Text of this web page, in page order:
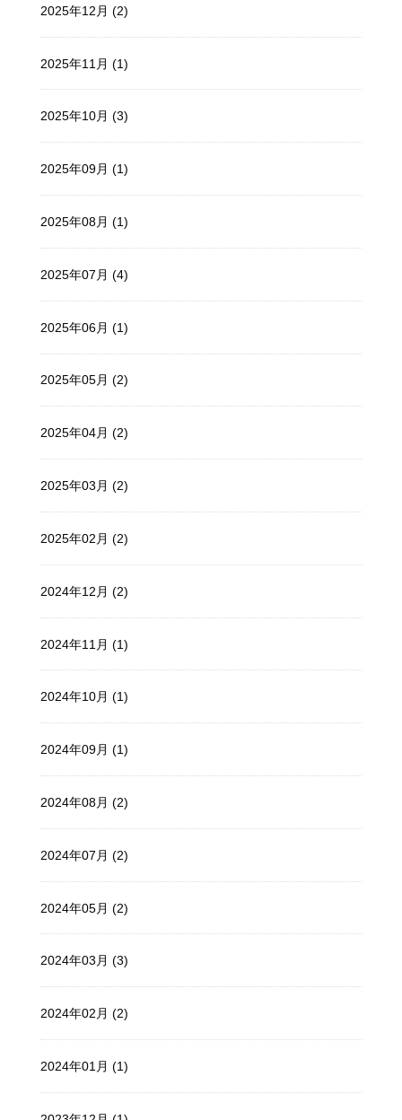
2025年12月 (2)
2025年11月 (1)
2025年10月 (3)
2025年09月 (1)
2025年08月 (1)
2025年07月 (4)
2025年06月 (1)
2025年05月 (2)
2025年04月 (2)
2025年03月 (2)
2025年02月 (2)
2024年12月 (2)
2024年11月 (1)
2024年10月 (1)
2024年09月 (1)
2024年08月 (2)
2024年07月 (2)
2024年05月 (2)
2024年03月 (3)
2024年02月 (2)
2024年01月 (1)